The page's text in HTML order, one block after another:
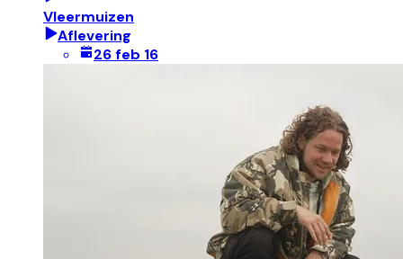
Vleermuizen
Aflevering
26 feb 16